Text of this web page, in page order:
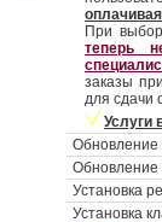
При
теперь
заказы
для сдачи
Услуги
Обновление
Установка
Установка